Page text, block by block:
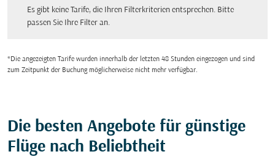
Es gibt keine Tarife, die Ihren Filterkriterien entsprechen. Bitte
passen Sie Ihre Filter an.
*Die angezeigten Tarife wurden innerhalb der letzten 48 Stunden eingezogen und sind
zum Zeitpunkt der Buchung möglicherweise nicht mehr verfügbar.
Die besten Angebote für günstige
Flüge nach Beliebtheit